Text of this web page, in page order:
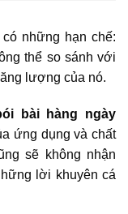
những hạn chế:
thể so sánh với
lượng của nó.
bài hàng ngày
ứng dụng và chất
sẽ không nhận
lời khuyên cá